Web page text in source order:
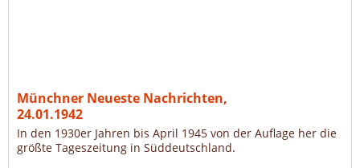
Münchner Neueste Nachrichten,
24.01.1942
In den 1930er Jahren bis April 1945 von der Auflage her die
größte Tageszeitung in Süddeutschland.